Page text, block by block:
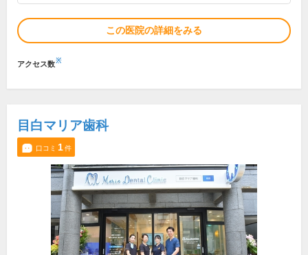
この医院の詳細をみる
アクセス数※
目白マリア歯科
口コミ 1件